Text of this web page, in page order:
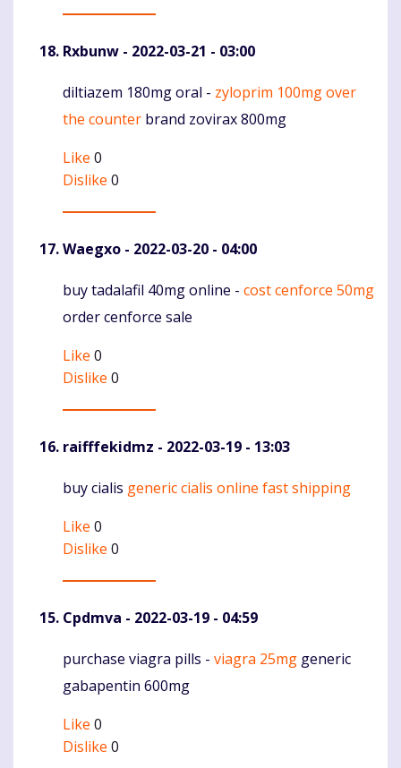
Rxbunw - 2022-03-21 - 03:00
Komentaras
diltiazem 180mg oral - zyloprim 100mg over
the counter brand zovirax 800mg
Like 0
Dislike 0
Waegxo - 2022-03-20 - 04:00
Komentaras
buy tadalafil 40mg online - cost cenforce 50mg
order cenforce sale
Like 0
Dislike 0
raifffekidmz - 2022-03-19 - 13:03
Komentaras
buy cialis generic cialis online fast shipping
Like 0
Dislike 0
Cpdmva - 2022-03-19 - 04:59
Komentaras
purchase viagra pills - viagra 25mg generic
gabapentin 600mg
Like 0
Dislike 0